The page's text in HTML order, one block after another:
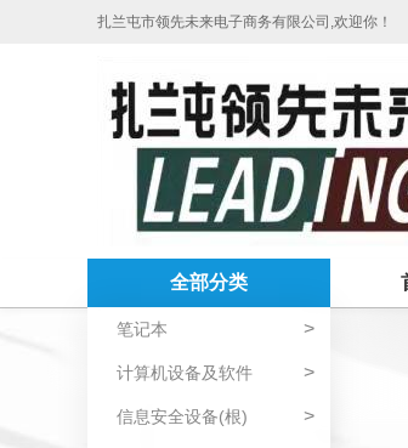
扎兰屯市领先未来电子商务有限公司,欢迎你！
全部分类
笔记本 >
计算机设备及软件 >
信息安全设备(根) >